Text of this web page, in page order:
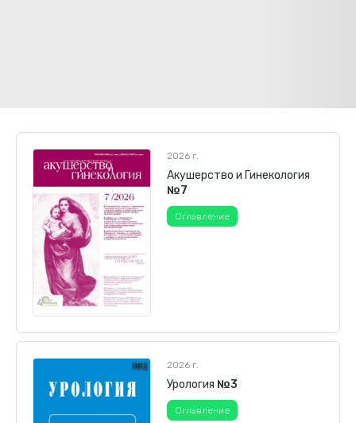
2026 г.
Акушерство и Гинекология
№7
Оглавление
2026 г.
Урология №3
Оглавление